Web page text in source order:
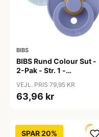
BIBS
BIBS Rund Colour Sut -
2-Pak - Str. 1 -
Blue/Peri
VEJL. PRIS 79,95 KR
63,96 kr
SPAR 20%